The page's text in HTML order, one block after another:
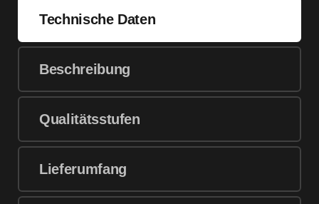
Technische Daten
Beschreibung
Qualitätsstufen
Lieferumfang